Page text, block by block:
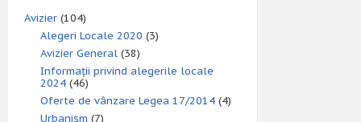
Avizier (104)
Alegeri Locale 2020 (3)
Avizier General (38)
Informații privind alegerile locale
2024 (46)
Oferte de vânzare Legea 17/2014 (4)
Urbanism (7)